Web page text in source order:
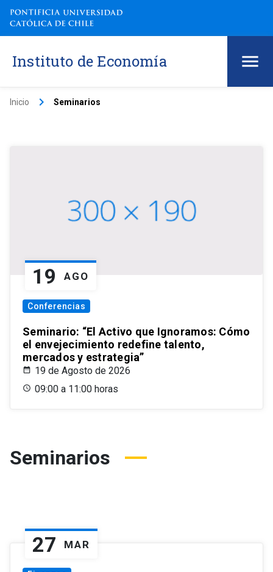
Instituto de Economía
Inicio keyboard_arrow_right Seminarios
19 AGO
Conferencias
Seminario: “El Activo que Ignoramos: Cómo
el envejecimiento redefine talento,
mercados y estrategia”
19 de Agosto de 2026
09:00 a 11:00 horas
Seminarios
27 MAR